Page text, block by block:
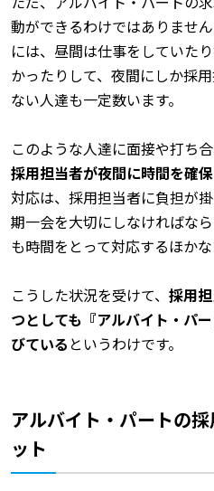
動ができるわけではありませ
には、昼間は仕事をしていた
かったりして、夜間にしか採
ない人達も一定数います。
このような人達に面接や打ち
採用担当者が夜間に時間を確
対応は、採用担当者に負担が
期一会を大切にしなければな
も時間をとって対応するほかな
こうした状況を受けて、 採用
つとしても『アルバイト・パ
びている というわけです。
アルバイト・パートの
ット